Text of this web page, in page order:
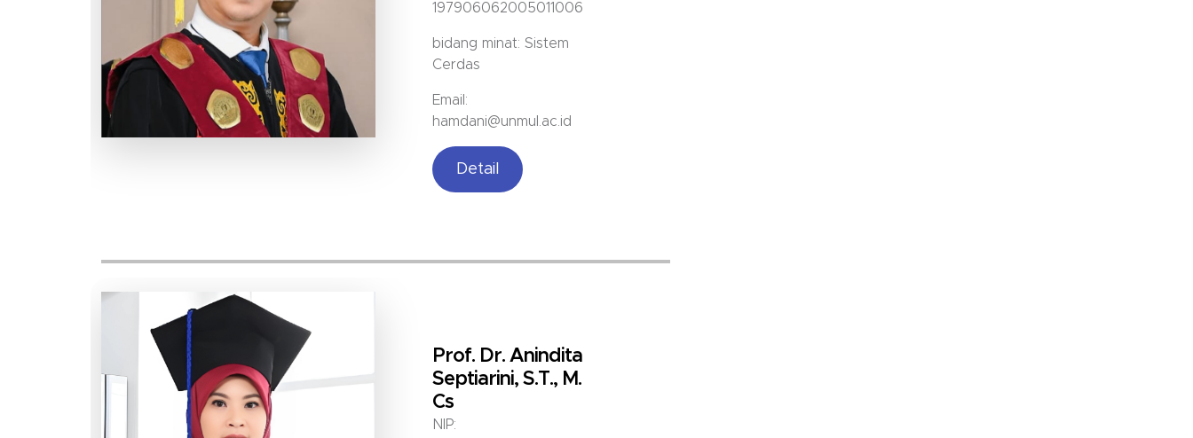
197906062005011006
bidang minat: Sistem
Cerdas
Email:
hamdani@unmul.ac.id
Detail
Prof. Dr. Anindita
Septiarini, S.T., M.
Cs
NIP: